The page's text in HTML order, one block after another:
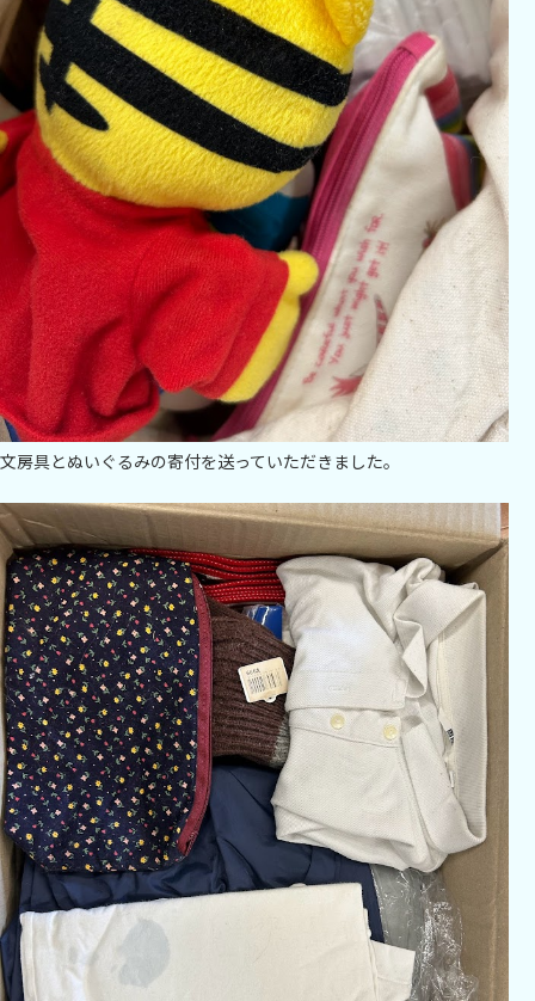
文房具とぬいぐるみの寄付を送っていただきました。